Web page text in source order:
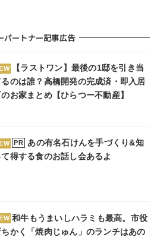
パートナー記事広告
【ラストワン】最後の1邸を引き当
のは誰？高橋開発の完成済・即入居
お家まとめ【ひらつー不動産】
PR
あの有名石けんを手づくり&知
て得する食のお話し会あるよ
和牛もうまいしハラミも最高。市役
ちかく「焼肉じゅん」のランチはあの